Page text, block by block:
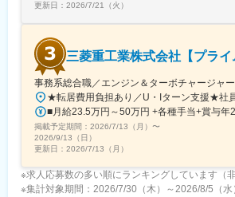
更新日： 2026/7/21（火）
三菱重工業株式会社【プライ
事務系総合職／エンジン＆ターボチャージャ
掲載予定期間： 2026/7/13（月） 〜
2026/9/13（日）
更新日： 2026/7/13（月）
※求人応募数の多い順にランキングしています（
※集計対象期間：2026/7/30（木）～2026/8/5（水